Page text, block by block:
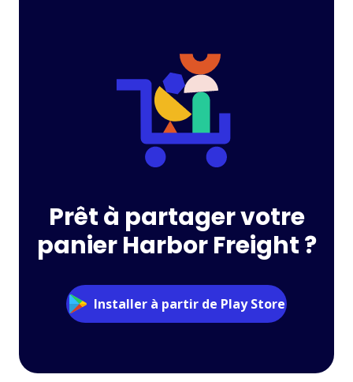
Prêt à partager votre
panier Harbor Freight ?
Installer à partir de Play Store